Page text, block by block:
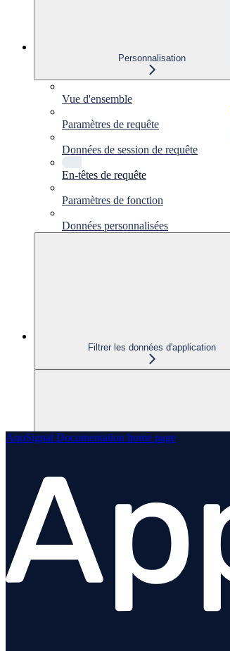
Personnalisation
Vue d'ensemble
Paramètres de requête
Données de session de requête
En-têtes de requête
Paramètres de fonction
Données personnalisées
Filtrer les données d'application
AppSignal Documentation home page